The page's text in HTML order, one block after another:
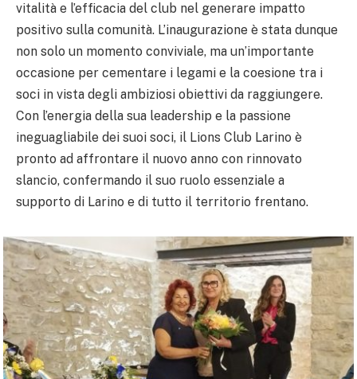
vitalità e l’efficacia del club nel generare impatto
positivo sulla comunità. L’inaugurazione è stata dunque
non solo un momento conviviale, ma un’importante
occasione per cementare i legami e la coesione tra i
soci in vista degli ambiziosi obiettivi da raggiungere.
Con l’energia della sua leadership e la passione
ineguagliabile dei suoi soci, il Lions Club Larino è
pronto ad affrontare il nuovo anno con rinnovato
slancio, confermando il suo ruolo essenziale a
supporto di Larino e di tutto il territorio frentano.